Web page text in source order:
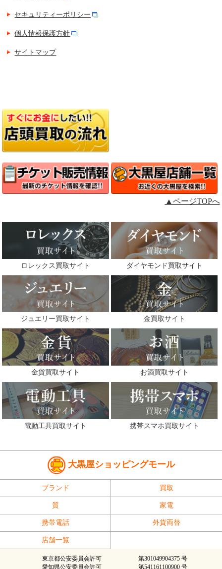
セキュリティーポリシー
個人情報保護方針
サイトマップ
▲ページTOPへ
ロレックス買取サイト ダイヤモンド買取サイト
ジュエリー買取サイト 金買取サイト
金貨買取サイト お酒買取サイト
電動工具買取サイト 携帯スマホ買取サイト
大黒屋ショッピングモール
ブランド 買取
質 家電
携帯電話 外貨両替
店舗一覧
東京都公安委員会許可
第301049904375 号
愛知県公安委員会許可
第541161100900 号